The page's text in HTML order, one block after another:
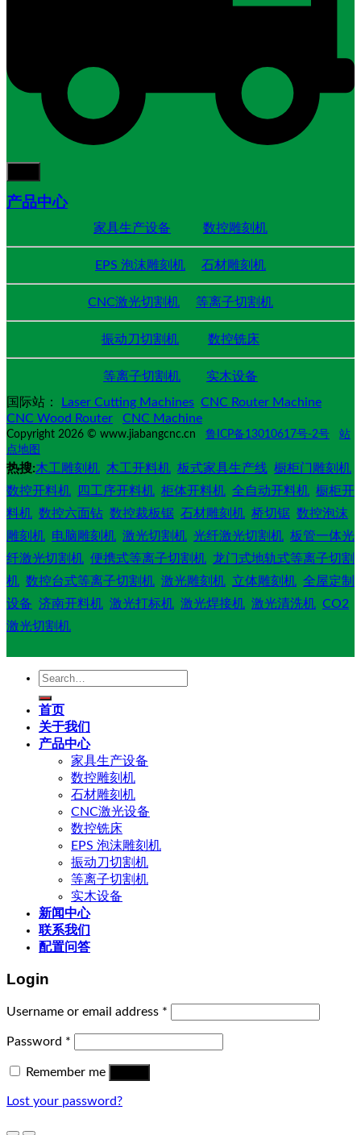
产品中心
家具生产设备 数控雕刻机
EPS 泡沫雕刻机 石材雕刻机
CNC激光切割机 等离子切割机
振动刀切割机 数控铣床
等离子切割机
实木设备
国际站： Laser Cutting Machines CNC Router Machine
CNC Wood Router
CNC Machine
Copyright 2026 © www.jiabangcnc.cn 鲁ICP备13010617号-2号
站
点地图
热搜:木工雕刻机 木工开料机 板式家具生产线 橱柜门雕刻机
数控开料机
四工序开料机 柜体开料机 全自动开料机 橱柜开
料机 数控六面钻 数控裁板锯 石材雕刻机 桥切锯 数控泡沫
雕刻机 电脑雕刻机 激光切割机 光纤激光切割机 板管一体光
纤激光切割机 便携式等离子切割机 龙门式地轨式等离子切割
机 数控台式等离子切割机 激光雕刻机 立体雕刻机 全屋定制
设备 济南开料机 激光打标机 激光焊接机 激光清洗机 CO2
激光切割机
Search
for:
首页
关于我们
产品中心
家具生产设备
数控雕刻机
石材雕刻机
CNC激光设备
数控铣床
EPS 泡沫雕刻机
振动刀切割机
等离子切割机
实木设备
新闻中心
联系我们
配置问答
Login
Username or email address *
Password *
Remember me
Lost your password?